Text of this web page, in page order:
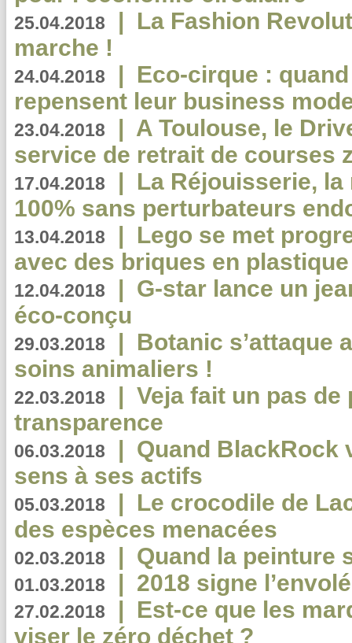
25.04.2018 | La Fashion
marche !
24.04.2018 | Eco-cirque :
repensent leur business
23.04.2018 | A Toulouse, le
service de retrait de courses
17.04.2018 | La Réjouisserie,
100% sans perturbateurs
13.04.2018 | Lego se met
avec des briques en
12.04.2018 | G-star lance un
éco-conçu
29.03.2018 | Botanic s’attaque
soins animaliers !
22.03.2018 | Veja fait un pas de
transparence
06.03.2018 | Quand BlackRock
sens à ses actifs
05.03.2018 | Le crocodile de
des espèces menacées
02.03.2018 | Quand la peinture
01.03.2018 | 2018 signe
27.02.2018 | Est-ce que les
viser le zéro déchet ?